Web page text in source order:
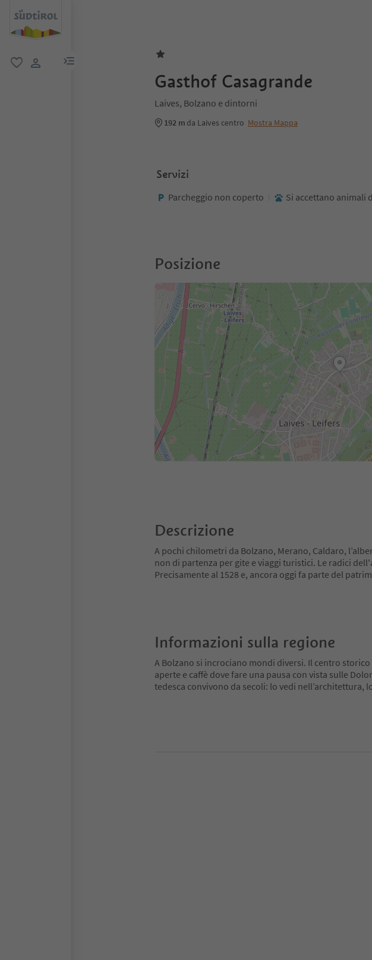
menu link
Gasthof Casagrande
Laives, Bolzano e dintorni
192 m da Laives centro Mostra Mappa
Servizi
Parcheggio non coperto Si accettano animali
Posizione
Descrizione
A pochi chilometri da Bolzano, Merano, Caldaro,
non di partenza per gite e viaggi turistici. Le radici
Precisamente al 1528 e, ancora oggi fa parte del
Informazioni sulla regione
A Bolzano si incrociano mondi diversi. Il centro
aperte e caffè dove fare una pausa con vista sulle
tedesca convivono da secoli: lo vedi nell’architettura,